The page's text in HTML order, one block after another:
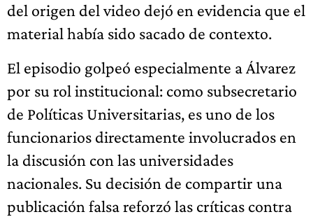
del origen del video dejó en evidencia que el
material había sido sacado de contexto.
El episodio golpeó especialmente a Álvarez
por su rol institucional: como subsecretario
de Políticas Universitarias, es uno de los
funcionarios directamente involucrados en
la discusión con las universidades
nacionales. Su decisión de compartir una
publicación falsa reforzó las críticas contra